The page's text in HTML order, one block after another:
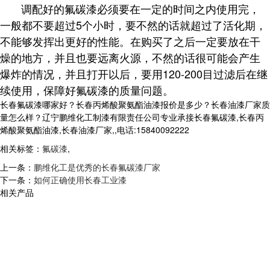
调配好的氟碳漆必须要在一定的时间之内使用完，
一般都不要超过5个小时，要不然的话就超过了活化期，
不能够发挥出更好的性能。在购买了之后一定要放在干
燥的地方，并且也要远离火源，不然的话很可能会产生
爆炸的情况，并且打开以后，要用120-200目过滤后在继
续使用，保障好氟碳漆的质量问题。
长春氟碳漆哪家好？长春丙烯酸聚氨酯油漆报价是多少？长春油漆厂家质
量怎么样？辽宁鹏维化工制漆有限责任公司专业承接长春氟碳漆,长春丙
烯酸聚氨酯油漆,长春油漆厂家,,电话:15840092222
相关标签： 氟碳漆,
上一条： 鹏维化工是优秀的长春氟碳漆厂家
下一条： 如何正确使用长春工业漆
相关产品